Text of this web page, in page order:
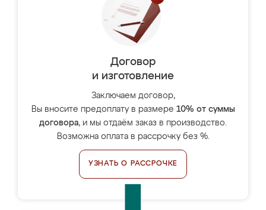
Договор
и изготовление
Заключаем договор,
Вы вносите предоплату в размере 10% от суммы
договора, и мы отдаём заказ в производство.
Возможна оплата в рассрочку без %.
УЗНАТЬ О РАССРОЧКЕ